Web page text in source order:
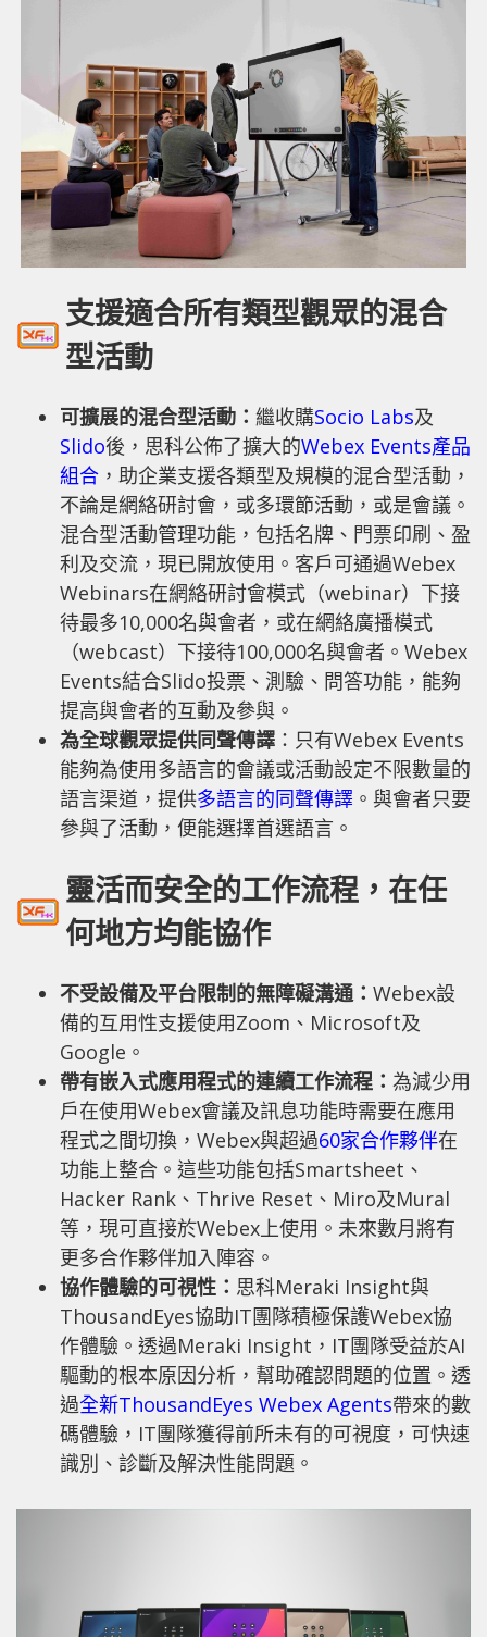
支援適合所有類型觀眾的混合
型活動
可擴展的混合型活動： 繼收購Socio Labs及
Slido後，思科公佈了擴大的Webex Events產品
組合 ，助企業支援各類型及規模的混合型活動，
不論是網絡研討會，或多環節活動，或是會議。
混合型活動管理功能，包括名牌、門票印刷、盈
利及交流，現已開放使用。客戶可通過Webex
Webinars在網絡研討會模式（webinar）下接
待最多10,000名與會者，或在網絡廣播模式
（webcast）下接待100,000名與會者。Webex
Events結合Slido投票、測驗、問答功能，能夠
提高與會者的互動及參與。
為全球觀眾提供同聲傳譯 ：只有Webex Events
能夠為使用多語言的會議或活動設定不限數量的
語言渠道，提供多語言的同聲傳譯 。與會者只要
參與了活動，便能選擇首選語言。
靈活而安全的工作流程，在任
何地方均能協作
不受設備及平台限制的無障礙溝通： Webex設
備的互用性支援使用Zoom、Microsoft及
Google。
帶有嵌入式應用程式的連續工作流程： 為減少用
戶在使用Webex會議及訊息功能時需要在應用
程式之間切換，Webex與超過60家合作夥伴在
功能上整合。這些功能包括Smartsheet、
Hacker Rank、Thrive Reset、Miro及Mural
等，現可直接於Webex上使用。未來數月將有
更多合作夥伴加入陣容。
協作體驗的可視性： 思科Meraki Insight與
ThousandEyes協助IT團隊積極保護Webex協
作體驗。透過Meraki Insight，IT團隊受益於AI
驅動的根本原因分析，幫助確認問題的位置。透
過全新ThousandEyes Webex Agents帶來的數
碼體驗，IT團隊獲得前所未有的可視度，可快速
識別、診斷及解決性能問題。